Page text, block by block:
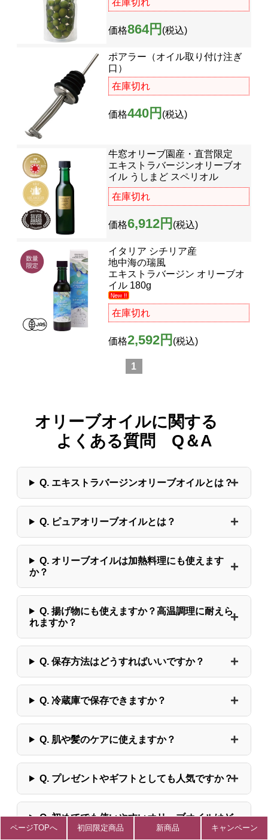
価格864円 (税込)
ポアラー（オイル取り付け注ぎ
口）
在庫切れ
価格440円 (税込)
牛窓オリーブ園産・直営限定
エキストラバージンオリーブオ
イル うしまど スペリオル
在庫切れ
価格6,912円 (税込)
イタリア シチリア産
地中海の瑞風
エキストラバージン オリーブオ
イル 180g
在庫切れ
価格2,592円 (税込)
1
オリーブオイルに関する
よくある質問 Q＆A
Q. エキストラバージンオリーブオイルとは？
Q. ピュアオリーブオイルとは？
Q. オリーブオイルは加熱料理にも使えます
か？
Q. 揚げ物にも使えますか？高温調理に耐えら
れますか？
Q. 保存方法はどうすればいいですか？
Q. 冷蔵庫で保存できますか？
Q. 肌や髪のケアに使えますか？
Q. プレゼントやギフトとしても人気ですか？
Q. 初めてでも使いやすいオリーブオイルはど
れですか？
ページTOPへ 初回限定商品 新商品 キャンペーン